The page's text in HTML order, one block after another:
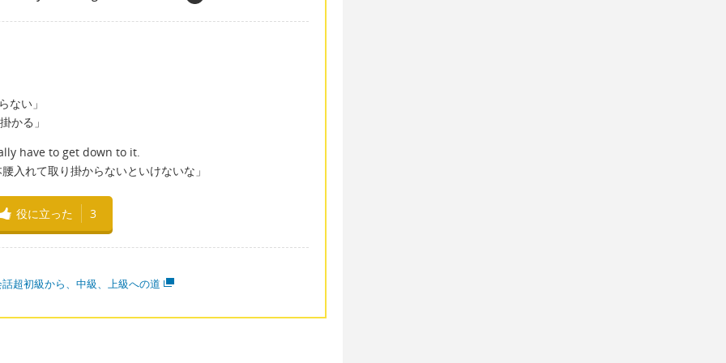
ない」
かる」
have to get down to it.
入れて取り掛からないといけないな」
役に立った 3
超初級から、中級、上級への道